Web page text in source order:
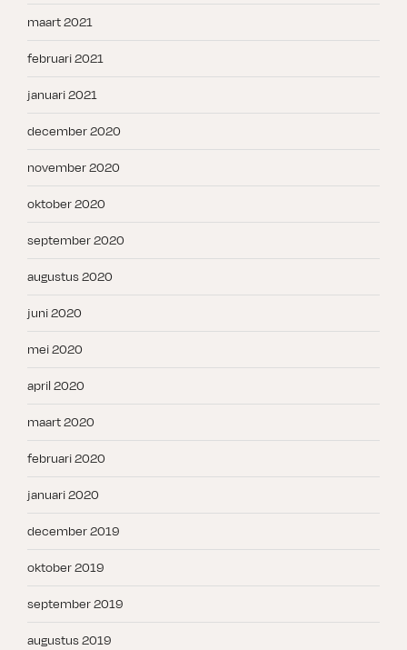
maart 2021
februari 2021
januari 2021
december 2020
november 2020
oktober 2020
september 2020
augustus 2020
juni 2020
mei 2020
april 2020
maart 2020
februari 2020
januari 2020
december 2019
oktober 2019
september 2019
augustus 2019